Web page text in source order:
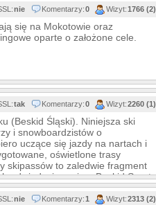
nie Komentarzy:0 Wizyt:1766 (2)
się na Mokotowie oraz
oparte o założone cele.
tak Komentarzy:0 Wizyt:2260 (1)
(Beskid Śląski). Niniejsza ski
i snowboardzistów o
uczące się jazdy na nartach i
oświetlone trasy
skipassów to zaledwie fragment
odwiedzający zimą Beskid Sport
nie Komentarzy:1 Wizyt:2313 (2)